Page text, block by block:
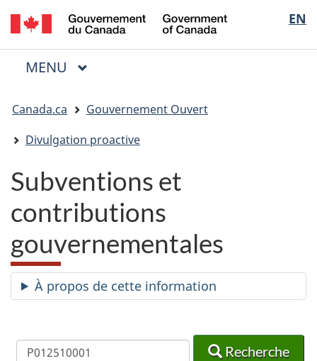
Passer
au
contenu
Passer
à
« Au
Passer
à
la
EN
of
Menu
MENU PRINCIPAL
êtes
ici
Canada.ca
Gouvernement Ouvert
Divulgation proactive
Subventions et
contributions
gouvernementales
À propos de cette information
Recherche
Recherche
Recherche